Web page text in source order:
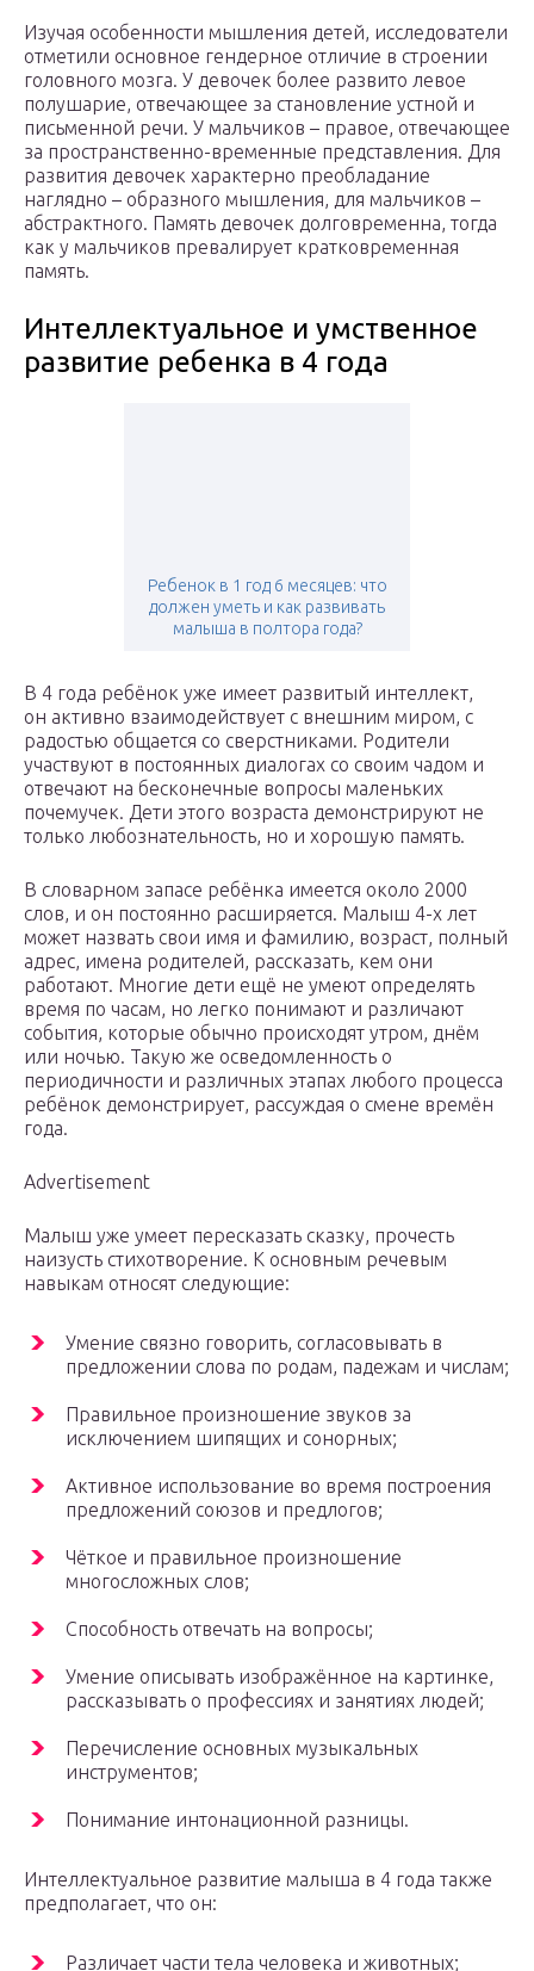
Изучая особенности мышления детей, исследователи
отметили основное гендерное отличие в строении
головного мозга. У девочек более развито левое
полушарие, отвечающее за становление устной и
письменной речи. У мальчиков – правое, отвечающее
за пространственно-временные представления. Для
развития девочек характерно преобладание
наглядно – образного мышления, для мальчиков –
абстрактного. Память девочек долговременна, тогда
как у мальчиков превалирует кратковременная
память.
Интеллектуальное и умственное
развитие ребенка в 4 года
Ребенок в 1 год 6 месяцев: что
должен уметь и как развивать
малыша в полтора года?
В 4 года ребёнок уже имеет развитый интеллект,
он активно взаимодействует с внешним миром, с
радостью общается со сверстниками. Родители
участвуют в постоянных диалогах со своим чадом и
отвечают на бесконечные вопросы маленьких
почемучек. Дети этого возраста демонстрируют не
только любознательность, но и хорошую память.
В словарном запасе ребёнка имеется около 2000
слов, и он постоянно расширяется. Малыш 4-х лет
может назвать свои имя и фамилию, возраст, полный
адрес, имена родителей, рассказать, кем они
работают. Многие дети ещё не умеют определять
время по часам, но легко понимают и различают
события, которые обычно происходят утром, днём
или ночью. Такую же осведомленность о
периодичности и различных этапах любого процесса
ребёнок демонстрирует, рассуждая о смене времён
года.
Advertisement
Малыш уже умеет пересказать сказку, прочесть
наизусть стихотворение. К основным речевым
навыкам относят следующие:
Умение связно говорить, согласовывать в
предложении слова по родам, падежам и числам;
Правильное произношение звуков за
исключением шипящих и сонорных;
Активное использование во время построения
предложений союзов и предлогов;
Чёткое и правильное произношение
многосложных слов;
Способность отвечать на вопросы;
Умение описывать изображённое на картинке,
рассказывать о профессиях и занятиях людей;
Перечисление основных музыкальных
инструментов;
Понимание интонационной разницы.
Интеллектуальное развитие малыша в 4 года также
предполагает, что он:
Различает части тела человека и животных;